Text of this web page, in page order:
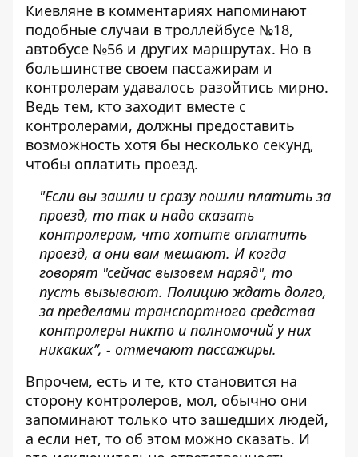
Киевляне в комментариях напоминают
подобные случаи в троллейбусе №18,
автобусе №56 и других маршрутах. Но в
большинстве своем пассажирам и
контролерам удавалось разойтись мирно.
Ведь тем, кто заходит вместе с
контролерами, должны предоставить
возможность хотя бы несколько секунд,
чтобы оплатить проезд.
"Если вы зашли и сразу пошли платить за
проезд, то так и надо сказать
контролерам, что хотите оплатить
проезд, а они вам мешают. И когда
говорят "сейчас вызовем наряд", то
пусть вызывают. Полицию ждать долго,
за пределами транспортного средства
контролеры никто и полномочий у них
никаких”, - отмечают пассажиры.
Впрочем, есть и те, кто становится на
сторону контролеров, мол, обычно они
запоминают только что зашедших людей,
а если нет, то об этом можно сказать. И